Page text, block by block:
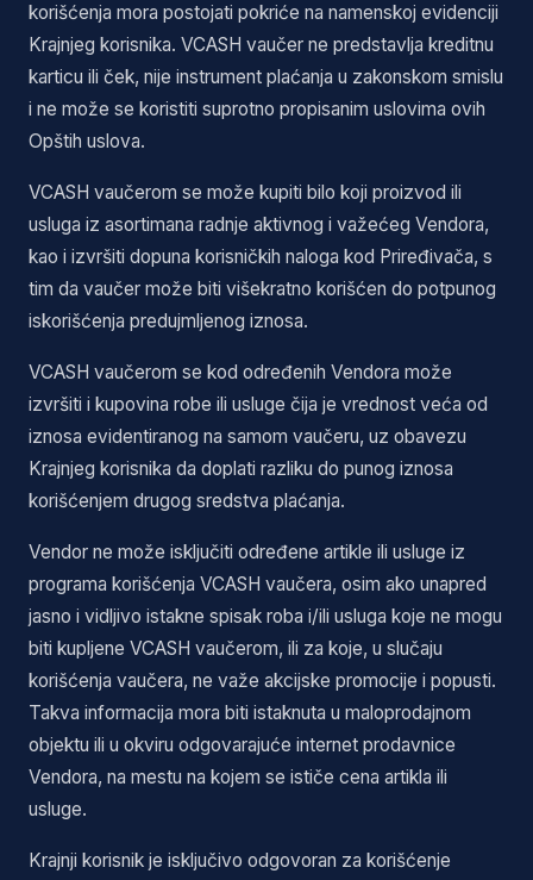
korišćenja mora postojati pokriće na namenskoj evidenciji
Krajnjeg korisnika. VCASH vaučer ne predstavlja kreditnu
karticu ili ček, nije instrument plaćanja u zakonskom smislu
i ne može se koristiti suprotno propisanim uslovima ovih
Opštih uslova.
VCASH vaučerom se može kupiti bilo koji proizvod ili
usluga iz asortimana radnje aktivnog i važećeg Vendora,
kao i izvršiti dopuna korisničkih naloga kod Priređivača, s
tim da vaučer može biti višekratno korišćen do potpunog
iskorišćenja predujmljenog iznosa.
VCASH vaučerom se kod određenih Vendora može
izvršiti i kupovina robe ili usluge čija je vrednost veća od
iznosa evidentiranog na samom vaučeru, uz obavezu
Krajnjeg korisnika da doplati razliku do punog iznosa
korišćenjem drugog sredstva plaćanja.
Vendor ne može isključiti određene artikle ili usluge iz
programa korišćenja VCASH vaučera, osim ako unapred
jasno i vidljivo istakne spisak roba i/ili usluga koje ne mogu
biti kupljene VCASH vaučerom, ili za koje, u slučaju
korišćenja vaučera, ne važe akcijske promocije i popusti.
Takva informacija mora biti istaknuta u maloprodajnom
objektu ili u okviru odgovarajuće internet prodavnice
Vendora, na mestu na kojem se ističe cena artikla ili
usluge.
Krajnji korisnik je isključivo odgovoran za korišćenje